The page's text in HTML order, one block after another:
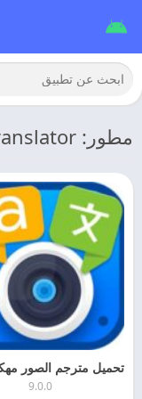
مطور: Translator
9.0.0